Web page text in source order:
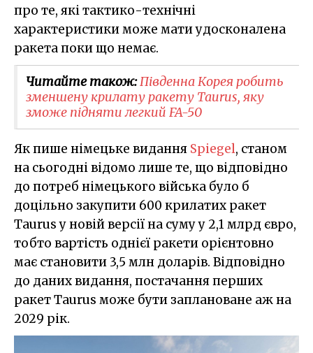
про те, які тактико-технічні
характеристики може мати удосконалена
ракета поки що немає.
Читайте також:Південна Корея робить
зменшену крилату ракету Taurus, яку
зможе підняти легкий FA-50
Як пише німецьке видання Spiegel, станом
на сьогодні відомо лише те, що відповідно
до потреб німецького війська було б
доцільно закупити 600 крилатих ракет
Taurus у новій версії на суму у 2,1 млрд євро,
тобто вартість однієї ракети орієнтовно
має становити 3,5 млн доларів. Відповідно
до даних видання, постачання перших
ракет Taurus може бути заплановане аж на
2029 рік.